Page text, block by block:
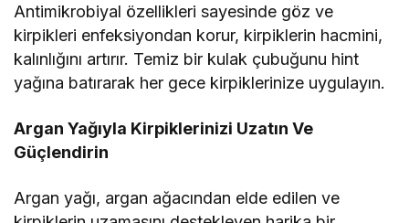
Antimikrobiyal özellikleri sayesinde göz ve
kirpikleri enfeksiyondan korur, kirpiklerin hacmini,
kalınlığını artırır. Temiz bir kulak çubuğunu hint
yağına batırarak her gece kirpiklerinize uygulayın.
Argan Yağıyla Kirpiklerinizi Uzatın Ve
Güçlendirin
Argan yağı, argan ağacından elde edilen ve